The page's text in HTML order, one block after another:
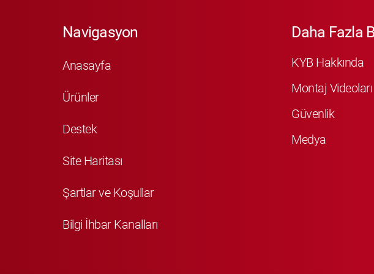
Navigasyon
Anasayfa
Ürünler
Destek
Site Haritası
Şartlar ve Koşullar
Bilgi İhbar Kanalları
Daha Fazla
KYB Hakkında
Montaj Videoları
Güvenlik
Medya